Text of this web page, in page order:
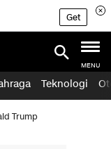
Get
MENU
Teknologi
Trump